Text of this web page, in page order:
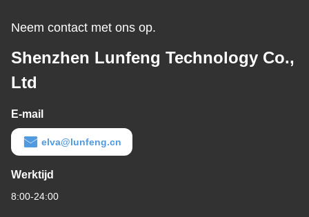
Neem contact met ons op.
Shenzhen Lunfeng Technology Co.,
Ltd
E-mail
elva@lunfeng.cn
Werktijd
8:00-24:00